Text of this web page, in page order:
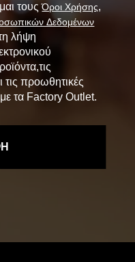
τουςΌροι Χρήσης,
Δεδομένων
λήψη
τις προωθητικές
με τα Factory Outlet.